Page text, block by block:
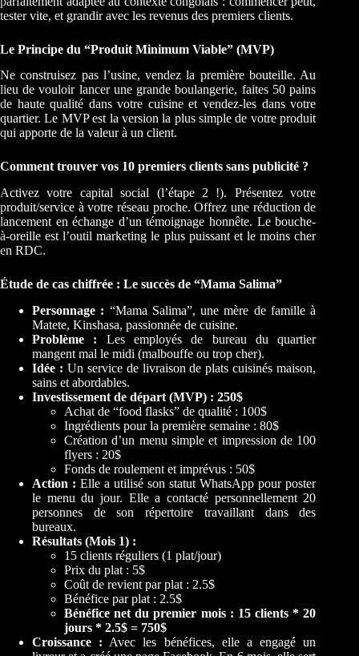
tester vite, et grandir avec les revenus des premiers clients.
Le Principe du “Produit Minimum Viable” (MVP)
Ne construisez pas l’usine, vendez la première bouteille. Au
lieu de vouloir lancer une grande boulangerie, faites 50 pains
de haute qualité dans votre cuisine et vendez-les dans votre
quartier. Le MVP est la version la plus simple de votre produit
qui apporte de la valeur à un client.
Comment trouver vos 10 premiers clients sans publicité ?
Activez votre capital social (l’étape 2 !). Présentez votre
produit/service à votre réseau proche. Offrez une réduction de
lancement en échange d’un témoignage honnête. Le bouche-
à-oreille est l’outil marketing le plus puissant et le moins cher
en RDC.
Étude de cas chiffrée : Le succès de “Mama Salima”
Personnage : “Mama Salima”, une mère de famille à
Matete, Kinshasa, passionnée de cuisine.
Problème : Les employés de bureau du quartier
mangent mal le midi (malbouffe ou trop cher).
Idée : Un service de livraison de plats cuisinés maison,
sains et abordables.
Investissement de départ (MVP) : 250$
Achat de “food flasks” de qualité : 100$
Ingrédients pour la première semaine : 80$
Création d’un menu simple et impression de 100
flyers : 20$
Fonds de roulement et imprévus : 50$
Action : Elle a utilisé son statut WhatsApp pour poster
le menu du jour. Elle a contacté personnellement 20
personnes de son répertoire travaillant dans des
bureaux.
Résultats (Mois 1) :
15 clients réguliers (1 plat/jour)
Prix du plat : 5$
Coût de revient par plat : 2.5$
Bénéfice par plat : 2.5$
Bénéfice net du premier mois : 15 clients * 20
jours * 2.5$ = 750$
Croissance : Avec les bénéfices, elle a engagé un